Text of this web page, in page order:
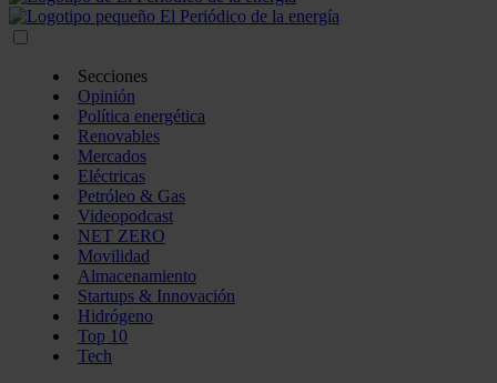
Secciones
Opinión
Política energética
Renovables
Mercados
Eléctricas
Petróleo & Gas
Videopodcast
NET ZERO
Movilidad
Almacenamiento
Startups & Innovación
Hidrógeno
Top 10
Tech